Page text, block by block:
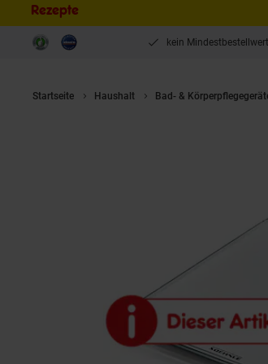
Rezepte
kein Mindestbestellwert
Startseite Haushalt Bad- &